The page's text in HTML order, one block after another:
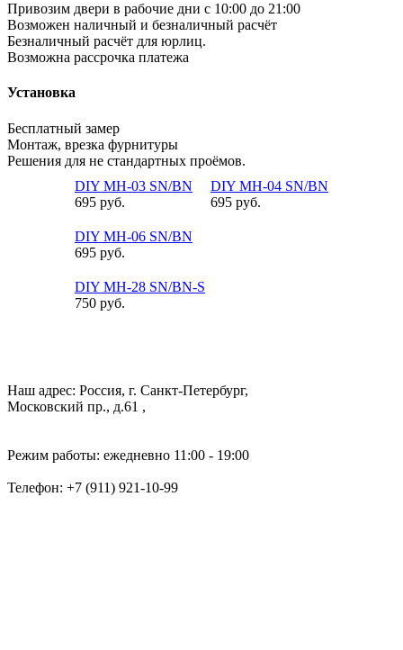
Привозим двери в рабочие дни с 10:00 до 21:00
Возможен наличный и безналичный расчёт
Безналичный расчёт для юрлиц.
Возможна рассрочка платежа
Установка
Бесплатный замер
Монтаж, врезка фурнитуры
Решения для не стандартных проёмов.
DIY MH-03 SN/BN
695 руб.
DIY MH-04 SN/BN
695 руб.
DIY MH-06 SN/BN
695 руб.
DIY MH-28 SN/BN-S
750 руб.
Наш адрес: Россия, г. Санкт-Петербург,
Московский пр., д.61 ,
Режим работы: ежедневно 11:00 - 19:00
Телефон: +7 (911) 921-10-99